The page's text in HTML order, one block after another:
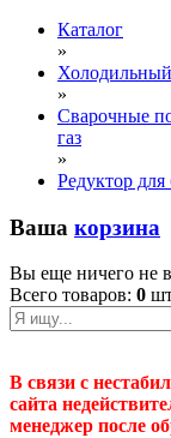
Каталог
»
»
Сварочные
газ
»
Редуктор
Ваша корзина
Вы еще ничего не
Всего товаров: 0
В связи с
сайта
менеджер после